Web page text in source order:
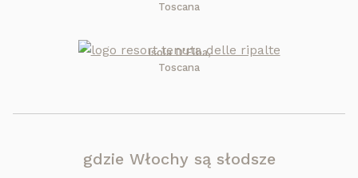
Toscana
Isola D'Elba,
Toscana
gdzie Włochy są słodsze